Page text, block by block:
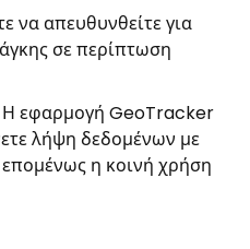
να απευθυνθείτε για
σε περίπτωση
Η εφαρμογή GeoTracker
λήψη δεδομένων με
η κοινή χρήση